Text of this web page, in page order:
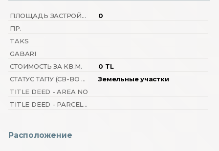
ПЛОЩАДЬ ЗАСТРОЙКИ (ФУНДАМЕНТ)
0
ПР.
TAKS
GABARI
СТОИМОСТЬ ЗА КВ.М.
0 TL
СТАТУС ТАПУ (СВ-ВО О ПРАВЕ СОБСТВЕННОСТИ)
Земельные участки
TITLE DEED - AREA NO
TITLE DEED - PARCEL NO
Расположение